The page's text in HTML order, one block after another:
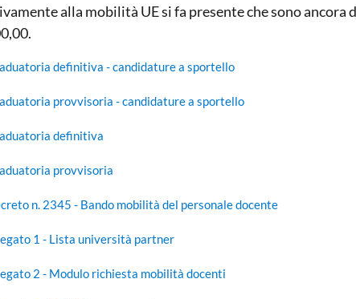
alla mobilità UE si fa presente che sono ancora
definitiva - candidature a sportello
provvisoria - candidature a sportello
definitiva
provvisoria
n. 2345 - Bando mobilità del personale docente
1 - Lista università partner
2 - Modulo richiesta mobilità docenti